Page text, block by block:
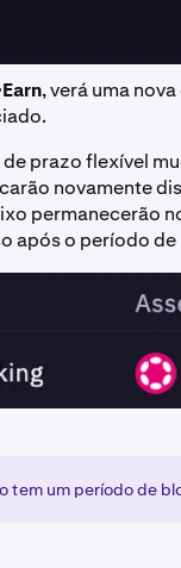
, verá uma
prazo flexível
novamente
permanecerão
após o período
tem um período de